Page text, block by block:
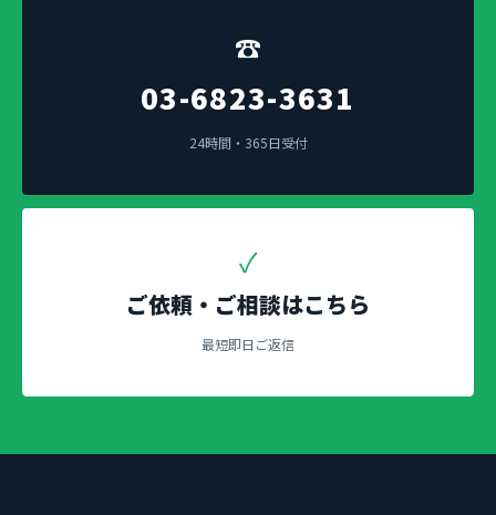
☎
03-6823-3631
24時間・365日受付
✓
ご依頼・ご相談はこちら
最短即日ご返信